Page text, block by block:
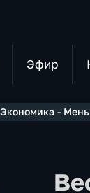
Эфир
-